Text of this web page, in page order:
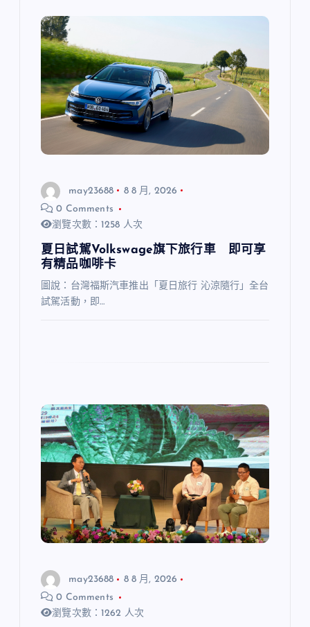
may23688
8 8 月, 2026
0 Comments
瀏覽次數：1258 人次
夏日試駕Volkswage旗下旅行車 即可享
有精品咖啡卡
圖說：台灣福斯汽車推出「夏日旅行 沁涼隨行」全台
試駕活動，即…
may23688
8 8 月, 2026
0 Comments
瀏覽次數：1262 人次